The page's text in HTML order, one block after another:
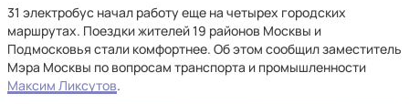
31 электробус начал работу еще на четырех городских
маршрутах. Поездки жителей 19 районов Москвы и
Подмосковья стали комфортнее. Об этом сообщил заместитель
Мэра Москвы по вопросам транспорта и промышленности
Максим Ликсутов.